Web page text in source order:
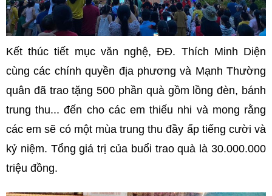
Kết thúc tiết mục văn nghệ, ĐĐ. Thích Minh Diện
cùng các chính quyền địa phương và Mạnh Thường
quân đã trao tặng 500 phần quà gồm lồng đèn, bánh
trung thu... đến cho các em thiếu nhi và mong rằng
các em sẽ có một mùa trung thu đầy ấp tiếng cười và
kỷ niệm. Tổng giá trị của buổi trao quà là 30.000.000
triệu đồng.